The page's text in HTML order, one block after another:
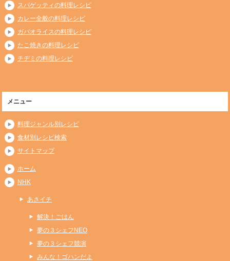
スパゲッティの料理レシピ
カレー全般の料理レシピ
ガパオライスの料理レシピ
たこ焼きの料理レシピ
チヂミの料理レシピ
メニュー
料理ジャンル別レシピ
食材別レシピ検索
サイトマップ
ホーム
NHK
あさイチ
解決！ごはん
夢の３シェフNEO
夢の３シェフ競演
みんな！ゴハンだよ